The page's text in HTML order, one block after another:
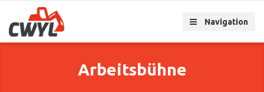
Navigation
Arbeitsbühne